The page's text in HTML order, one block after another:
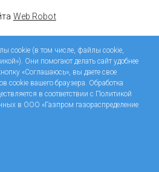
Web Robot
cookie (в том числе, файлы cookie,
Они помогают делать сайт удобнее
«Соглашаюсь», вы даете свое
cookie вашего браузера. Обработка
в соответствии с Политикой
в ООО «Газпром газораспределение